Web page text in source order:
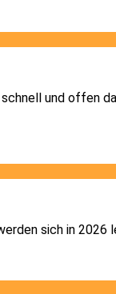
und offen
sich in 2026